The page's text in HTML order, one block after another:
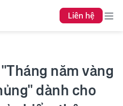
Liên hệ
năm vàng
dành cho